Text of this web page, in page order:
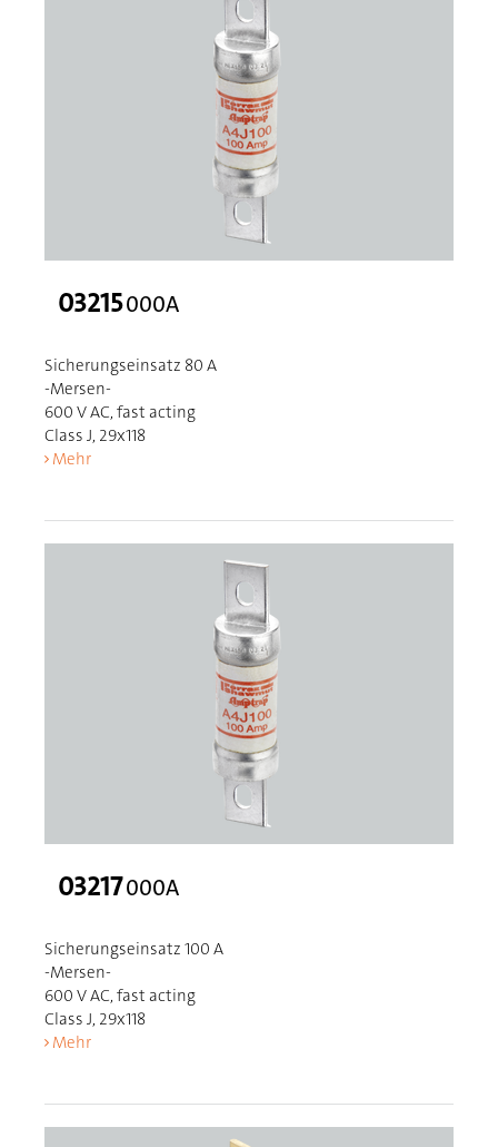
03215000A
Sicherungseinsatz 80 A
-Mersen-
600 V AC, fast acting
Class J, 29x118
Mehr
03217000A
Sicherungseinsatz 100 A
-Mersen-
600 V AC, fast acting
Class J, 29x118
Mehr